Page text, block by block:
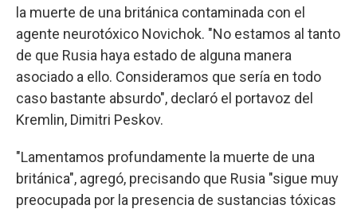
la muerte de una británica contaminada con el
agente neurotóxico Novichok. "No estamos al tanto
de que Rusia haya estado de alguna manera
asociado a ello. Consideramos que sería en todo
caso bastante absurdo", declaró el portavoz del
Kremlin, Dimitri Peskov.
"Lamentamos profundamente la muerte de una
británica", agregó, precisando que Rusia "sigue muy
preocupada por la presencia de sustancias tóxicas